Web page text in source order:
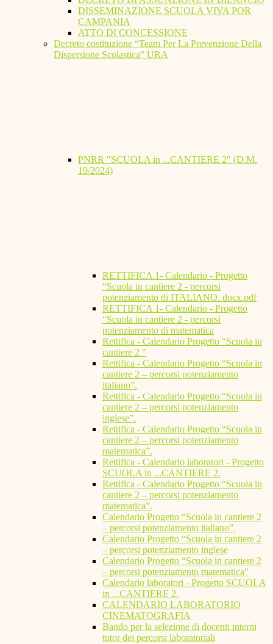
DISSEMINAZIONE SCUOLA VIVA POR
CAMPANIA
ATTO DI CONCESSIONE
Decreto costituzione “Team Per La Prevenzione Della
Dispersione Scolastica” URA
PNRR "SCUOLA in ...CANTIERE 2" (D.M.
19/2024)
RETTIFICA 1- Calendario - Progetto
“Scuola in cantiere 2 - percorsi
potenziamento di ITALIANO. docx.pdf
RETTIFICA 1- Calendario - Progetto
“Scuola in cantiere 2 - percorsi
potenziamento di matematica
Rettifica - Calendario Progetto “Scuola in
cantiere 2 "
Rettifica - Calendario Progetto “Scuola in
cantiere 2 – percorsi potenziamento
italiano”.
Rettifica - Calendario Progetto “Scuola in
cantiere 2 – percorsi potenziamento
inglese”.
Rettifica - Calendario Progetto “Scuola in
cantiere 2 – percorsi potenziamento
matematica”.
Rettifica - Calendario laboratori - Progetto
SCUOLA in ...CANTIERE 2.
Rettifica - Calendario Progetto “Scuola in
cantiere 2 – percorsi potenziamento
matematica”.
Calendario Progetto “Scuola in cantiere 2
– percorsi potenziamento italiano”.
Calendario Progetto “Scuola in cantiere 2
– percorsi potenziamento inglese
Calendario Progetto “Scuola in cantiere 2
– percorsi potenziamento matematica”
Calendario laboratori - Progetto SCUOLA
in ...CANTIERE 2.
CALENDARIO LABORATORIO
CINEMATOGRAFIA
Bando per la selezione di docenti interni
tutor dei percorsi laboratoriali